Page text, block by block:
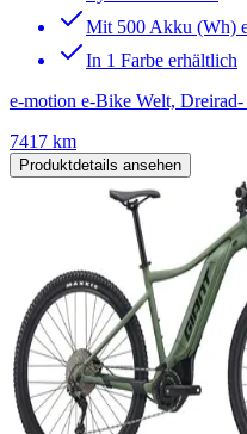
Mit 500 Akku (Wh)
In 1 Farbe erhältlich
e-motion e-Bike Welt,
7417 km
Produktdetails ansehen